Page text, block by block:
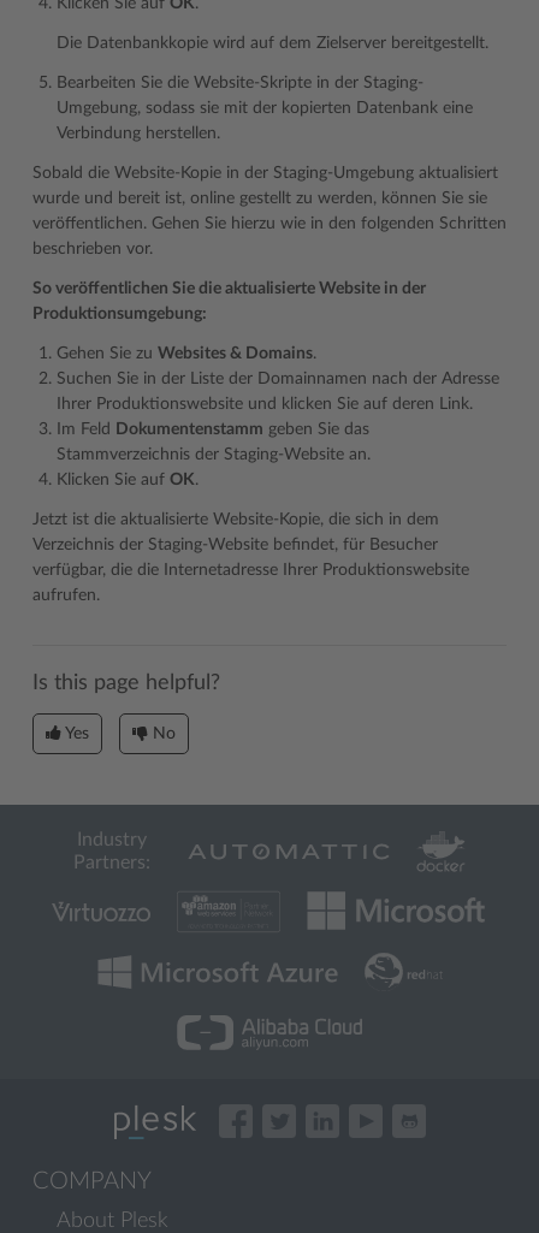
Klicken Sie auf OK.
Die Datenbankkopie wird auf dem Zielserver bereitgestellt.
Bearbeiten Sie die Website-Skripte in der Staging-
Umgebung, sodass sie mit der kopierten Datenbank eine
Verbindung herstellen.
Sobald die Website-Kopie in der Staging-Umgebung aktualisiert
wurde und bereit ist, online gestellt zu werden, können Sie sie
veröffentlichen. Gehen Sie hierzu wie in den folgenden Schritten
beschrieben vor.
So veröffentlichen Sie die aktualisierte Website in der
Produktionsumgebung:
Gehen Sie zu Websites & Domains.
Suchen Sie in der Liste der Domainnamen nach der Adresse
Ihrer Produktionswebsite und klicken Sie auf deren Link.
Im Feld
Dokumentenstamm geben Sie das
Stammverzeichnis der Staging-Website an.
Klicken Sie auf OK.
Jetzt ist die aktualisierte Website-Kopie, die sich in dem
Verzeichnis der Staging-Website befindet, für Besucher
verfügbar, die die Internetadresse Ihrer Produktionswebsite
aufrufen.
Is this page helpful?
Yes No
Industry
Partners:
COMPANY
About Plesk